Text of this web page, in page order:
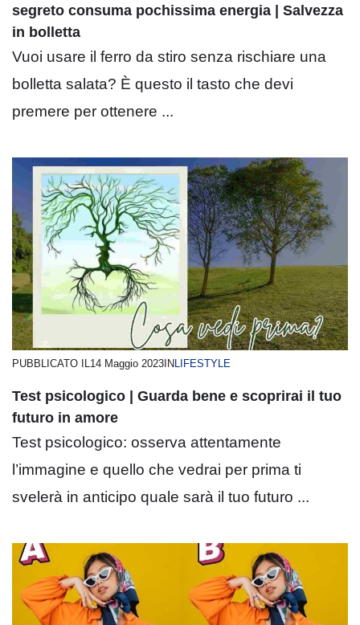
segreto consuma pochissima energia | Salvezza
in bolletta
Vuoi usare il ferro da stiro senza rischiare una
bolletta salata? È questo il tasto che devi
premere per ottenere ...
PUBBLICATO IL 14 Maggio 2023 IN LIFESTYLE
Test psicologico | Guarda bene e scoprirai il tuo
futuro in amore
Test psicologico: osserva attentamente
l’immagine e quello che vedrai per prima ti
svelerà in anticipo quale sarà il tuo futuro ...